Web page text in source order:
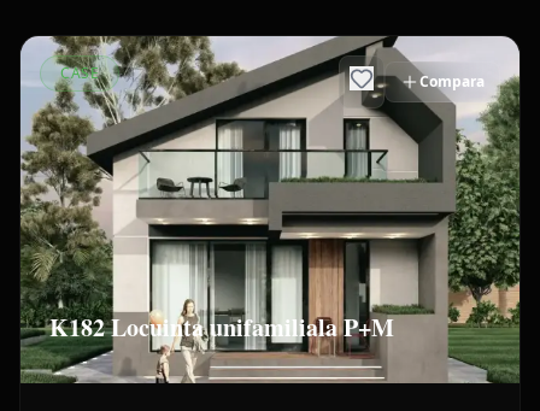
Compara
CASE
K182 Locuinta unifamiliala P+M